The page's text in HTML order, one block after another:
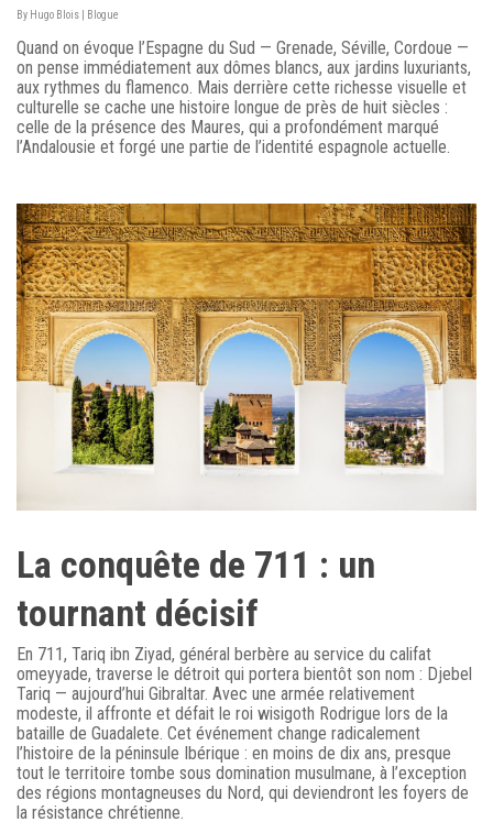
By Hugo Blois Blogue
Quand on évoque l’Espagne du Sud — Grenade, Séville, Cordoue —
on pense immédiatement aux dômes blancs, aux jardins luxuriants,
aux rythmes du flamenco. Mais derrière cette richesse visuelle et
culturelle se cache une histoire longue de près de huit siècles :
celle de la présence des Maures, qui a profondément marqué
l’Andalousie et forgé une partie de l’identité espagnole actuelle.
La conquête de 711 : un
tournant décisif
En 711, Tariq ibn Ziyad, général berbère au service du califat
omeyyade, traverse le détroit qui portera bientôt son nom : Djebel
Tariq — aujourd’hui Gibraltar. Avec une armée relativement
modeste, il affronte et défait le roi wisigoth Rodrigue lors de la
bataille de Guadalete. Cet événement change radicalement
l’histoire de la péninsule Ibérique : en moins de dix ans, presque
tout le territoire tombe sous domination musulmane, à l’exception
des régions montagneuses du Nord, qui deviendront les foyers de
la résistance chrétienne.